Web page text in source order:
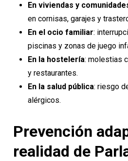
En viviendas y
en cornisas, garajes y
En el ocio familiar:
piscinas y zonas de juego
En la hostelería: molestias
y restaurantes.
En la salud pública: riesgo
alérgicos.
Prevención
realidad de